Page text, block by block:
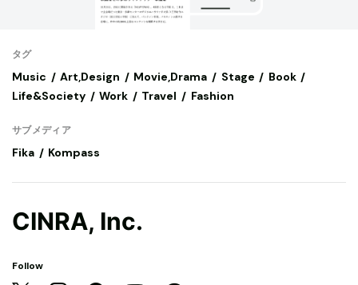
タグ
Music Art,Design Movie,Drama Stage
Book
Life&Society
Work Travel Fashion
サブメディア
Fika Kompass
CINRA, Inc.
Follow